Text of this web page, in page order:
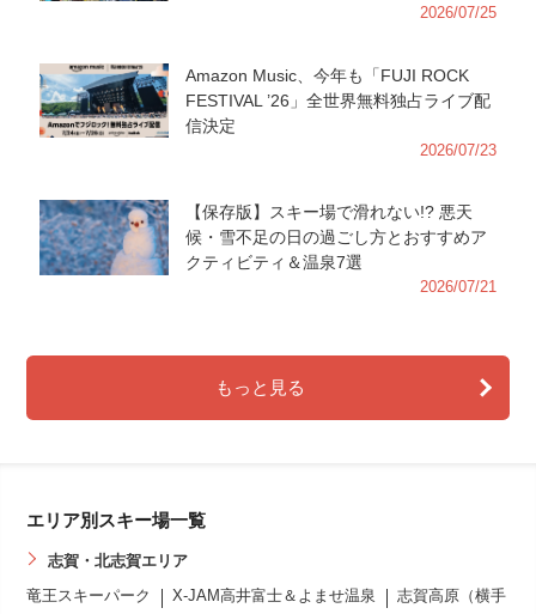
2026/07/25
Amazon Music、今年も「FUJI ROCK
FESTIVAL ’26」全世界無料独占ライブ配
信決定
2026/07/23
【保存版】スキー場で滑れない!? 悪天
候・雪不足の日の過ごし方とおすすめア
クティビティ＆温泉7選
2026/07/21
もっと見る
エリア別スキー場一覧
志賀・北志賀エリア
竜王スキーパーク X-JAM高井富士＆よませ温泉
志賀高原（横手